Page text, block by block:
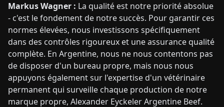
Markus Wagner : La qualité est notre priorité absolue
- c'est le fondement de notre succès. Pour garantir ces
normes élevées, nous investissons spécifiquement
dans des contrôles rigoureux et une assurance qualité
complète. En Argentine, nous ne nous contentons pas
de disposer d'un bureau propre, mais nous nous
appuyons également sur l'expertise d'un vétérinaire
permanent qui surveille chaque production de notre
marque propre, Alexander Eyckeler Argentine Beef.